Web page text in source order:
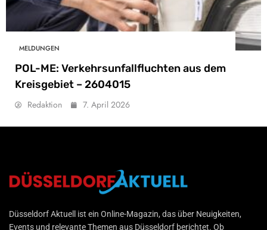
MELDUNGEN
POL-ME: Verkehrsunfallfluchten aus dem
Kreisgebiet – 2604015
Redaktion 7. April 2026
Düsseldorf Aktuell
Düsseldorf Aktuell ist ein Online-Magazin, das über Neuigkeiten,
Events und relevante Themen aus Düsseldorf berichtet. Ob